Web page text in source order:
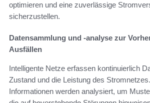
optimieren und eine zuverlässige
sicherzustellen.
Datensammlung und -analyse zur
Ausfällen
Intelligente Netze erfassen kontinuierlich
Zustand und die Leistung des
Informationen werden analysiert, um